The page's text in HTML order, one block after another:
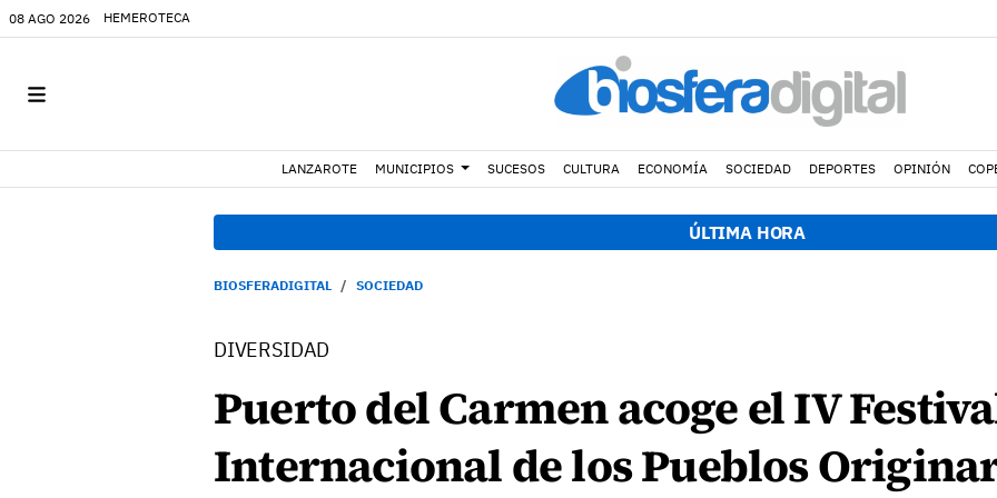
08 AGO 2026 HEMEROTECA
LANZAROTE MUNICIPIOS SUCESOS CULTURA ECONOMÍA SOCIEDAD DEPORTES OPINIÓN
ÚLTIMA HORA
BIOSFERADIGITAL SOCIEDAD
DIVERSIDAD
Puerto del Carmen acoge el IV
Internacional de los Pueblos